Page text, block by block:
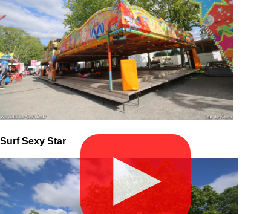
▶
Surf Sexy Star